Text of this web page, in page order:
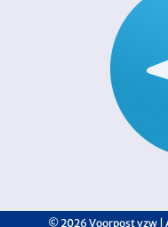
©2026 Voorpost vzw |